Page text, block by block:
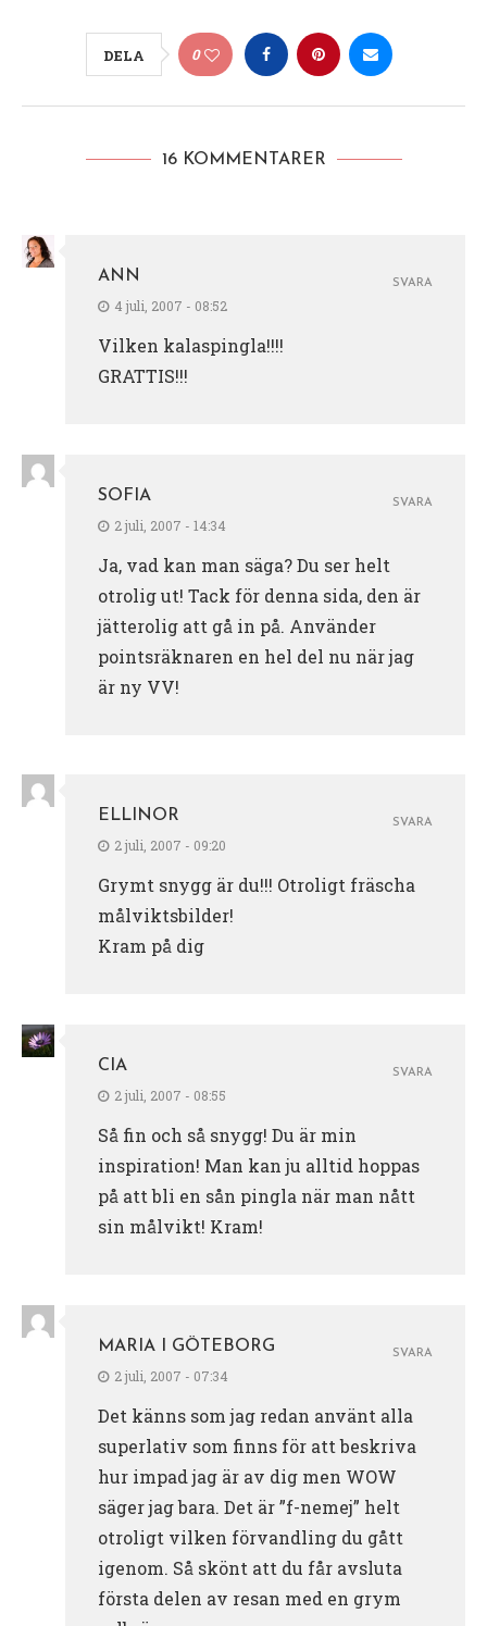
DELA 0
16 KOMMENTARER
ANN
4 juli, 2007 - 08:52
Vilken kalaspingla!!!!
GRATTIS!!!
SVARA
SOFIA
2 juli, 2007 - 14:34
Ja, vad kan man säga? Du ser helt
otrolig ut! Tack för denna sida, den är
jätterolig att gå in på. Använder
pointsräknaren en hel del nu när jag
är ny VV!
SVARA
ELLINOR
2 juli, 2007 - 09:20
Grymt snygg är du!!! Otroligt fräscha
målviktsbilder!
Kram på dig
SVARA
CIA
2 juli, 2007 - 08:55
Så fin och så snygg! Du är min
inspiration! Man kan ju alltid hoppas
på att bli en sån pingla när man nått
sin målvikt! Kram!
SVARA
MARIA I GÖTEBORG
2 juli, 2007 - 07:34
Det känns som jag redan använt alla
superlativ som finns för att beskriva
hur impad jag är av dig men WOW
säger jag bara. Det är ”f-nemej” helt
otroligt vilken förvandling du gått
igenom. Så skönt att du får avsluta
första delen av resan med en grym
SVARA